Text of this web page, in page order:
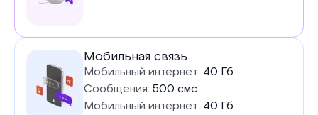
тарифе
Мобильная связь
Мобильный интернет: 40 Гб
Сообщения: 500 смс
Мобильный интернет: 40 Гб